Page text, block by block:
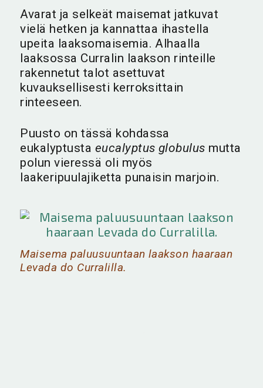
Avarat ja selkeät maisemat jatkuvat
vielä hetken ja kannattaa ihastella
upeita laaksomaisemia. Alhaalla
laaksossa Curralin laakson rinteille
rakennetut talot asettuvat
kuvauksellisesti kerroksittain
rinteeseen.
Puusto on tässä kohdassa
eukalyptusta eucalyptus globulus mutta
polun vieressä oli myös
laakeripuulajiketta punaisin marjoin.
Maisema paluusuuntaan laakson haaraan
Levada do Curralilla.